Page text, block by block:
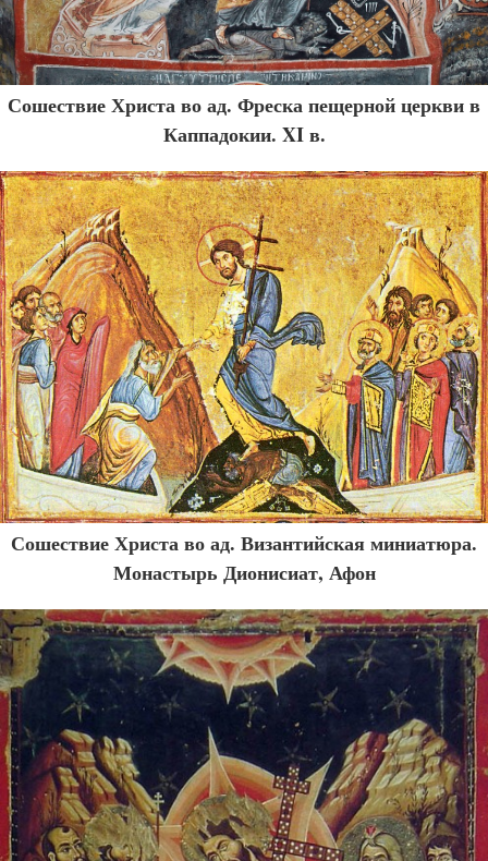
Сошествие Христа во ад. Фреска пещерной церкви в
Каппадокии. XI в.
Сошествие Христа во ад. Византийская миниатюра.
Монастырь Дионисиат, Афон